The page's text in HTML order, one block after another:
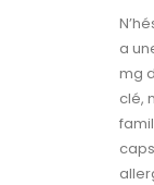
a
mg
clé,